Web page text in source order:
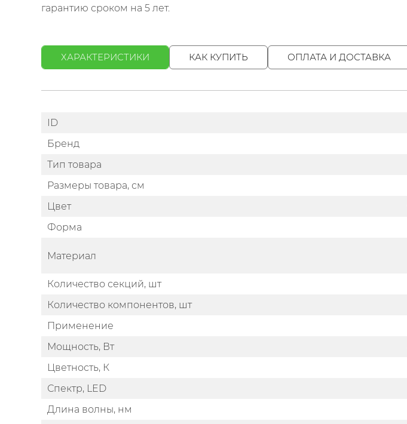
гарантию сроком на 5 лет.
ХАРАКТЕРИСТИКИ КАК КУПИТЬ ОПЛАТА И ДОСТАВКА
ID
Бренд
Тип товара
Размеры товара, см
Цвет
Форма
Материал
Количество секций, шт
Количество компонентов, шт
Применение
Мощность, Вт
Цветность, К
Спектр, LED
Длина волны, нм